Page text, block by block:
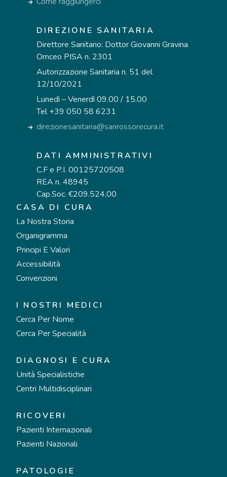
DIREZIONE SANITARIA
Direttore Sanitario: Dottor Giovanni Gravina
Omceo PISA n. 2301
Autorizzazione Sanitaria n. 51 del
12/10/2021
Lunedì – Venerdì 09.00 / 15.00
Tel +39 050 58 6231
direzionesanitaria@sanrossorecura.it
DATI AMMINISTRATIVI
C.F e P.I. 00125720508
REA n. 48945
Cap.Soc. €209.524,00
CASA DI CURA
La Nostra Storia
Organigramma
Principi E Valori
Accessibilità
Convenzioni
I NOSTRI MEDICI
Cerca Per Nome
Cerca Per Specialità
DIAGNOSI E CURA
Unità Specialistiche
Centri Multidisciplinari
RICOVERI
Pazienti Internazionali
Pazienti Nazionali
PATOLOGIE